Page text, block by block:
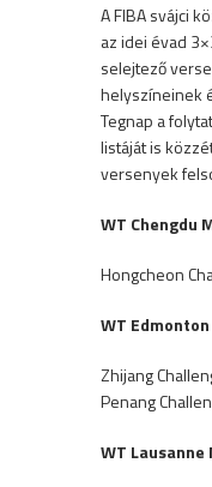
A FIBA svájci
az idei évad
selejtező
helyszíneinek
Tegnap a
listáját is
versenyek
WT Chengdu
Hongcheon
WT
Zhijang
Penang
WT